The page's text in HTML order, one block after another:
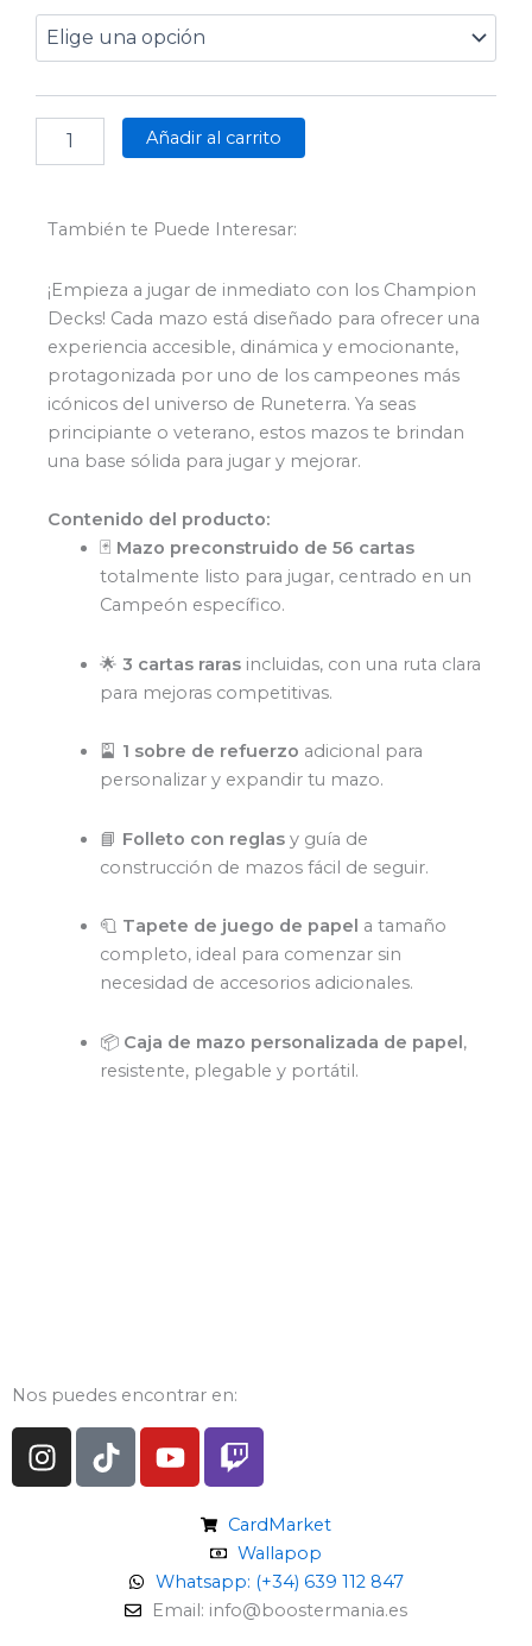
League
-
Origins
Champ
(Inglés)
Añadir al carrito
También te Puede Interesar:
¡Empieza a jugar de inmediato con los Champion
Decks! Cada mazo está diseñado para ofrecer una
experiencia accesible, dinámica y emocionante,
protagonizada por uno de los campeones más
icónicos del universo de Runeterra. Ya seas
principiante o veterano, estos mazos te brindan
una base sólida para jugar y mejorar.
Contenido del producto:
🃏 Mazo preconstruido de 56 cartas
totalmente listo para jugar, centrado en un
Campeón específico.
🌟 3 cartas rarasincluidas, con una ruta clara
para mejoras competitivas.
🎴 1 sobre de refuerzo adicional para
personalizar y expandir tu mazo.
📘 Folleto con reglasy guía de
construcción de mazos fácil de seguir.
🧻 Tapete de juego de papel a tamaño
completo, ideal para comenzar sin
necesidad de accesorios adicionales.
📦 Caja de mazo personalizada de papel,
resistente, plegable y portátil.
Nos puedes encontrar en:
I
n
T
i
Y
o
b
e
T
w
t
c
h
CardMarket
Wallapop
Whatsapp: (+34) 639 112 847
Email: info@boostermania.es